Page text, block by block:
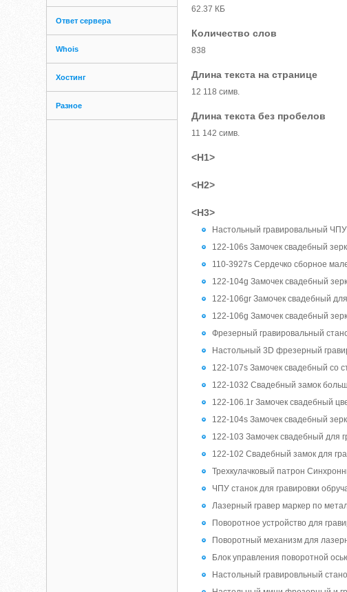
Ответ сервера
Whois
Хостинг
Разное
62.37 КБ
Количество слов
838
Длина текста на странице
12 118 симв.
Длина текста без пробелов
11 142 симв.
<H1>
<H2>
<H3>
Настольный гравировальный
122-106s Замочек свадебный
110-3927s Сердечко сборное
122-104g Замочек свадебный
122-106gr Замочек свадебный
122-106g Замочек свадебный
Фрезерный гравировальный
Настольный 3D фрезерный
122-107s Замочек свадебный со
122-1032 Свадебный замок
122-106.1r Замочек свадебный
122-104s Замочек свадебный
122-103 Замочек свадебный для
122-102 Свадебный замок для
Трехкулачковый патрон
ЧПУ станок для гравировки
Лазерный гравер маркер по
Поворотное устройство для
Поворотный механизм для
Блок управления поворотной
Настольный гравировльный